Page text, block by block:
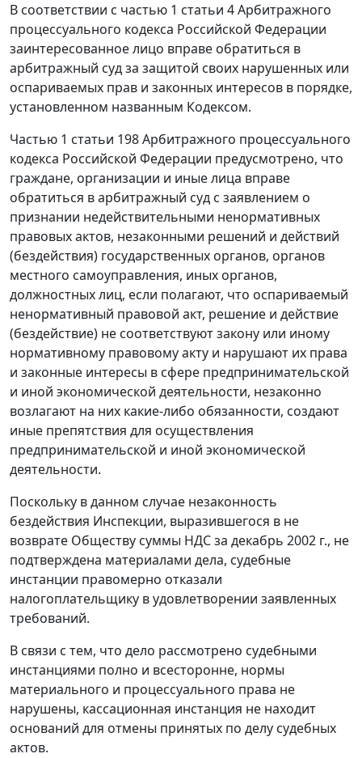
В соответствии с частью 1 статьи 4Арбитражного
процессуального кодекса Российской Федерации
заинтересованное лицо вправе обратиться в
арбитражный суд за защитой своих нарушенных или
оспариваемых прав и законных интересов в порядке,
установленном названным Кодексом.
Частью 1 статьи 198Арбитражного процессуального
кодекса Российской Федерации предусмотрено, что
граждане, организации и иные лица вправе
обратиться в арбитражный суд с заявлением о
признании недействительными ненормативных
правовых актов, незаконными решений и действий
(бездействия) государственных органов, органов
местного самоуправления, иных органов,
должностных лиц, если полагают, что оспариваемый
ненормативный правовой акт, решение и действие
(бездействие) не соответствуют закону или иному
нормативному правовому акту и нарушают их права
и законные интересы в сфере предпринимательской
и иной экономической деятельности, незаконно
возлагают на них какие-либо обязанности, создают
иные препятствия для осуществления
предпринимательской и иной экономической
деятельности.
Поскольку в данном случае незаконность
бездействия Инспекции, выразившегося в не
возврате Обществу суммы НДС за декабрь 2002 г., не
подтверждена материалами дела, судебные
инстанции правомерно отказали
налогоплательщику в удовлетворении заявленных
требований.
В связи с тем, что дело рассмотрено судебными
инстанциями полно и всесторонне, нормы
материального и процессуального права не
нарушены, кассационная инстанция не находит
оснований для отмены принятых по делу судебных
актов.